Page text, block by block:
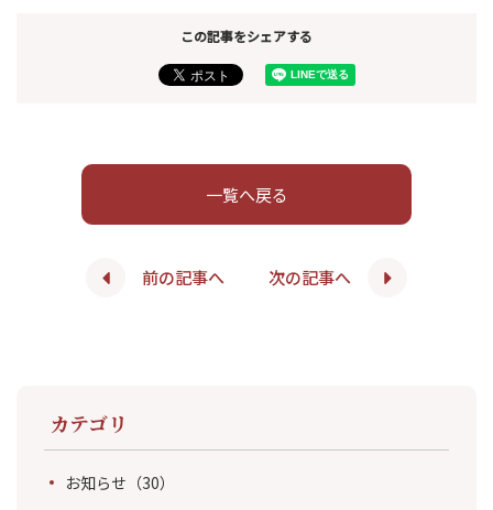
この記事をシェアする
前の記事へ
一覧へ戻る
次の記事へ
カテゴリ
お知らせ （30）